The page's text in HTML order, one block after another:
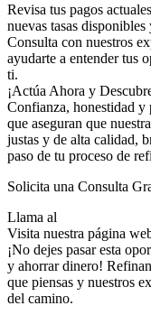
Revisa tus pagos
nuevas tasas
Consulta con nuestros
ayudarte a entender tus
ti.
¡Actúa Ahora y
Confianza, honestidad y
que aseguran que
justas y de alta calidad,
paso de tu proceso de
Solicita una Consulta
Llama al
Visita nuestra página
¡No dejes pasar esta
y ahorrar dinero!
que piensas y nuestros
del camino.